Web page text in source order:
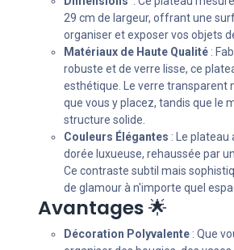
29 cm de largeur, offrant une
organiser et exposer vos objets
Matériaux de Haute Qualité :
robuste et de verre lisse, ce
esthétique. Le verre transparent
que vous y placez, tandis que le
structure solide.
Couleurs Élégantes : Le plateau
dorée luxueuse, rehaussée par
Ce contraste subtil mais
de glamour à n'importe quel
Avantages🌟
Décoration Polyvalente : Que